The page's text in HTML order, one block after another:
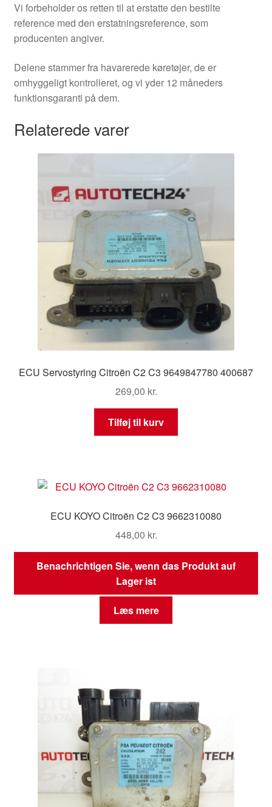
Vi forbeholder os retten til at erstatte den bestilte
reference med den erstatningsreference, som
producenten angiver.
Delene stammer fra havarerede køretøjer, de er
omhyggeligt kontrolleret, og vi yder 12 måneders
funktionsgaranti på dem.
Relaterede varer
ECU Servostyring Citroën C2 C3 9649847780 400687
269,00 kr.
Tilføj til kurv
ECU KOYO Citroën C2 C3 9662310080
448,00 kr.
Benachrichtigen Sie, wenn das Produkt auf
Lager ist
Læs mere